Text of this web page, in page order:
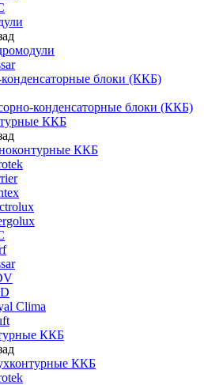
блоки (ККБ)
конденсаторные блоки (ККБ)
ККБ
ККБ
Clima
ККБ
ККБ